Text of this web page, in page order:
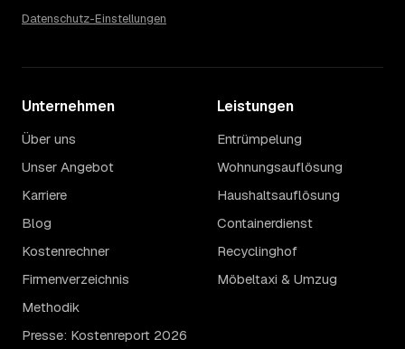
Datenschutz-Einstellungen
Unternehmen
Über uns
Unser Angebot
Karriere
Blog
Kostenrechner
Firmenverzeichnis
Methodik
Presse: Kostenreport 2026
Leistungen
Entrümpelung
Wohnungsauflösung
Haushaltsauflösung
Containerdienst
Recyclinghof
Möbeltaxi & Umzug